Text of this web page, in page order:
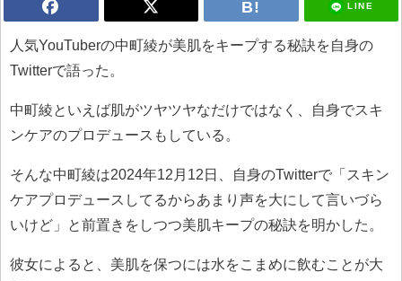
LINE
人気YouTuberの中町綾が美肌をキープする秘訣を自身の
Twitterで語った。
中町綾といえば肌がツヤツヤなだけではなく、自身でスキ
ンケアのプロデュースもしている。
そんな中町綾は2024年12月12日、自身のTwitterで「スキン
ケアプロデュースしてるからあまり声を大にして言いづら
いけど」と前置きをしつつ美肌キープの秘訣を明かした。
彼女によると、美肌を保つには水をこまめに飲むことが大